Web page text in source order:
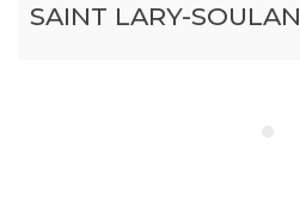
SAINT LARY-SOULAN